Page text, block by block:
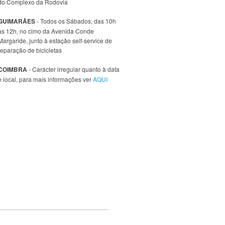
- Todos os Sábados, das 10h
12h, no cimo da Avenida Conde
junto à estação self-service de
de bicicletas
- Carácter irregular quanto à data
local, para mais informações verAQUI